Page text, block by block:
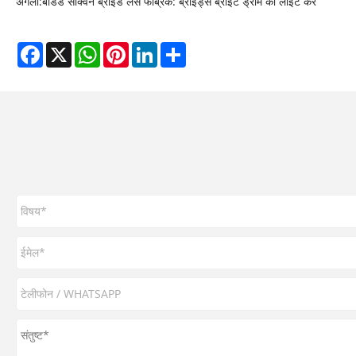
Facebook
X WhatsAppPinterestLinkedIn